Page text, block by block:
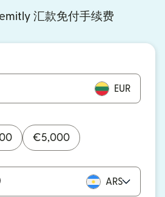
汇款免付手续费
EUR
€5,000
ARS